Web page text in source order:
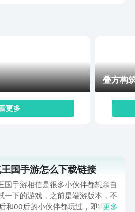
的无限魅力。从新增的宠物伙伴
个充满创意与乐趣的冒险天地，它
培育机制和回合制的对战模式以及
深深吸引着每一位玩家。在游戏
个性化定制宠物的乐趣，并随着冒
加沉浸于这个奇妙的世界。社交互
更多
叠方构
国手游怎么下载链接
国手游相信是很多小伙伴都想亲自
一下的游戏，之前是端游版本，不
和00后的小伙伴都玩过，即将出
更多